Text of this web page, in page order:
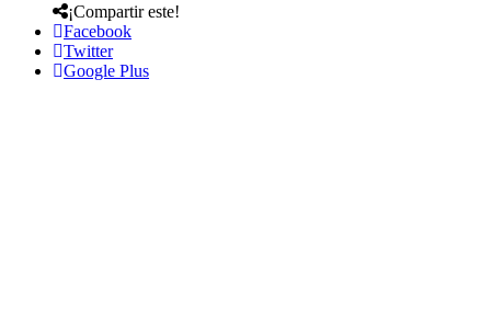
¡Compartir este!
Facebook
Twitter
Google Plus